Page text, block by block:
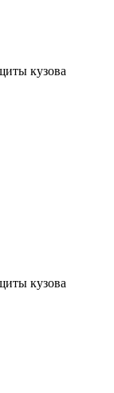
кузова
кузова